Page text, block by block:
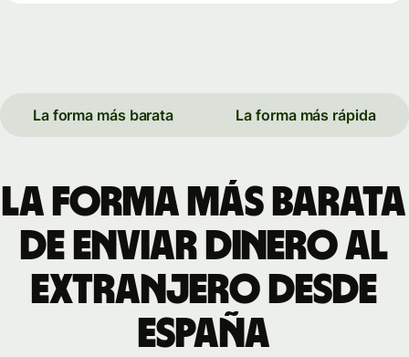
La forma más barata La forma más rápida
La forma más barata
de enviar dinero al
extranjero desde
España